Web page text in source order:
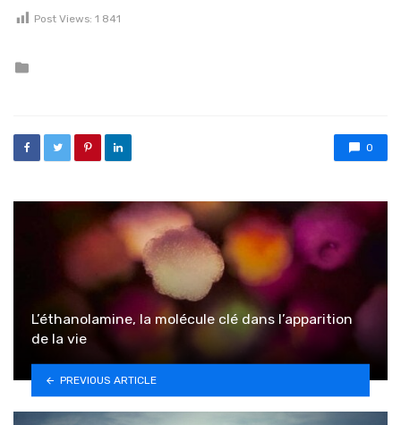
Post Views: 1 841
0
L’éthanolamine, la molécule clé dans l’apparition
de la vie
PREVIOUS ARTICLE